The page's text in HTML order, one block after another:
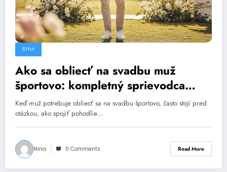
ŠTÝLY
Ako sa obliecť na svadbu muž
športovo: kompletný sprievodca
štýlom a trendmi
Keď muž potrebuje obliecť sa na svadbu športovo, často stojí pred
otázkou, ako spojiť pohodlie…
Nina 0 Comments Read More